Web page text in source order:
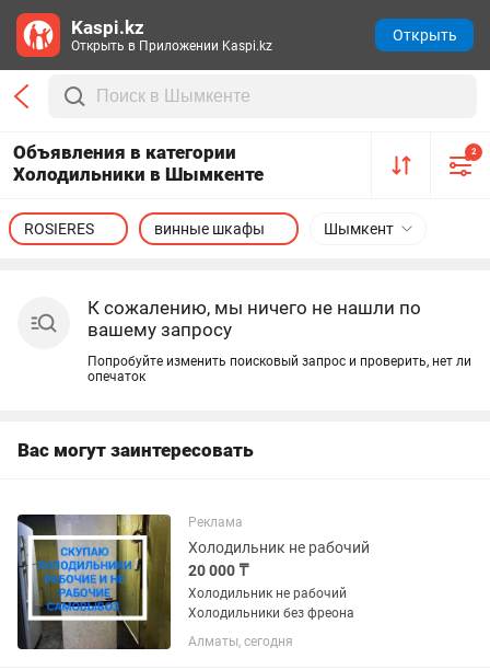
Объявления в категории
Холодильники в Шымкенте
2
Шымкент
ROSIERES винные шкафы
К сожалению, мы ничего не нашли по
вашему запросу
Попробуйте изменить поисковый запрос и проверить, нет ли
опечаток
Вас могут заинтересовать
Реклама
Холодильник не рабочий
20 000 ₸
Холодильник не рабочий
Холодильники без фреона
Алматы, сегодня
Kaspi.kz
Открыть в Приложении Kaspi.kz
Открыть